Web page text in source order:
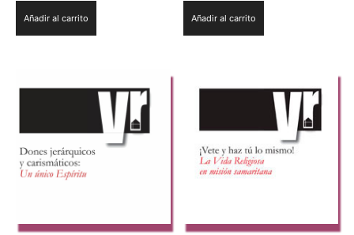
Añadir al carrito Añadir al carrito